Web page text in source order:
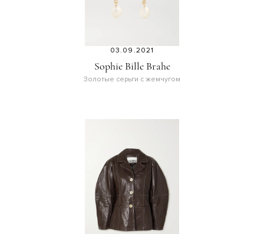
03.09.2021
Sophie Bille Brahe
Золотые серьги с жемчугом